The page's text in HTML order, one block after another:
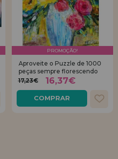
PROMOÇÃO!
Aproveite o Puzzle de 1000
peças sempre florescendo
17,23€
16,37€
COMPRAR